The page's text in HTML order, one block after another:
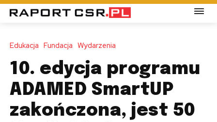
Edukacja Fundacja Wydarzenia
10. edycja programu
ADAMED SmartUP
zakończona, jest 50